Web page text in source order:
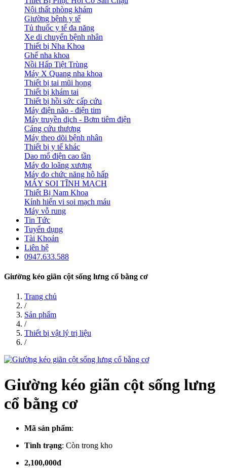
Nội thất phòng khám
Giường bệnh y tế
Tủ thuốc y tế đa năng
Xe di chuyển bệnh nhân
Thiết bị Nha Khoa
Ghế nha khoa
Nồi Hấp Tiệt Trùng
Máy X Quang nha khoa
Thiết bị tai mũi họng
Thiết bị khám tai
Thiết bị hồi sức cấp cứu
Máy điện não - điện tim
Máy truyền dịch - Bơm tiêm điện
Cáng cứu thương
Máy theo dõi bệnh nhân
Thiết bị y tế khác
Dao mổ điện cao tần
Máy đo loãng xương
Máy đo chức năng hô hấp
MÁY SOI TĨNH MẠCH
Thiết Bị Nam Khoa
Kính hiển vi soi mạch máu
Máy vỗ rung
Tin Tức
Tuyển dụng
Tài Khoản
Liên hệ
0947.633.588
Giường kéo giãn cột sống lưng cổ bằng cơ
Trang chủ
/
Sản phẩm
/
Thiết bị vật lý trị liệu
/
Giường kéo giãn cột sống lưng
cổ bằng cơ
Mã sản phẩm:
Tình trạng: Còn trong kho
2,100,000đ